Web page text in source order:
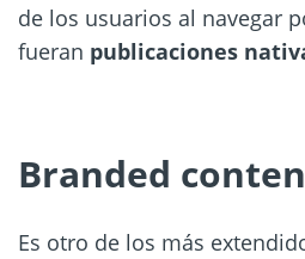
de los usuarios al navegar
fueran publicaciones
Branded
Es otro de los más